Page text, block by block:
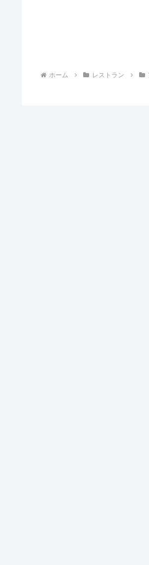
ホーム レストラン